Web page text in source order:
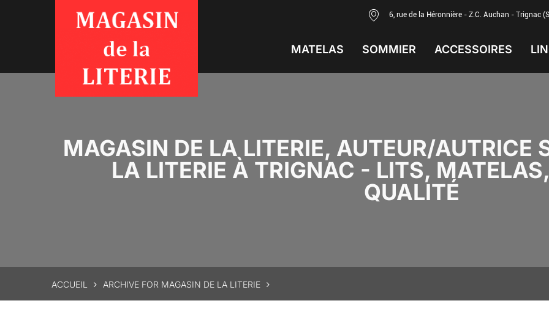
6, rue de la Héronnière - Z.C. Auchan - Trignac
MATELAS SOMMIER ACCESSOIRES
MAGASIN DE LA LITERIE, AUTEUR/AUTRICE
LA LITERIE À TRIGNAC - LITS,
QUALITÉ
ACCUEIL ARCHIVE FOR MAGASIN DE LA LITERIE